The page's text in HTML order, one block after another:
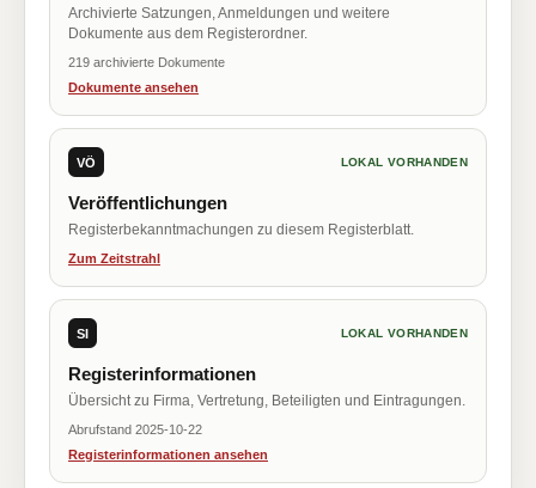
Archivierte Satzungen, Anmeldungen und weitere
Dokumente aus dem Registerordner.
219 archivierte Dokumente
Dokumente ansehen
VÖ LOKAL VORHANDEN
Veröffentlichungen
Registerbekanntmachungen zu diesem Registerblatt.
Zum Zeitstrahl
SI LOKAL VORHANDEN
Registerinformationen
Übersicht zu Firma, Vertretung, Beteiligten und Eintragungen.
Abrufstand 2025-10-22
Registerinformationen ansehen